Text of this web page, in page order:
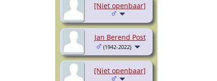
[Niet openbaar]
Jan Berend Post
(1942-2022)
[Niet openbaar]